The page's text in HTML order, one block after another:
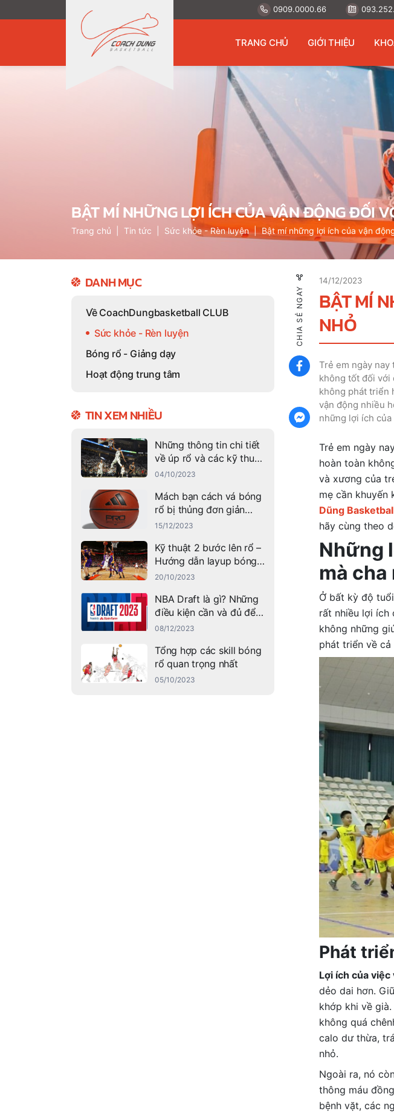
0909.0000.66
TRANG CHỦ GIỚI THIỆU
BẬT MÍ NHỮNG LỢI ÍCH CỦA VẬN ĐỘNG ĐỐI
Trang chủ Tin tức Sức khỏe - Rèn luyện Bật mí những lợi ích của vận
14/12/2023
BẬT MÍ
NHỎ
Trẻ em ngày
không tốt đối với
không phát triển
vận động nhiều
những lợi ích
Trẻ em ngày
hoàn toàn
và xương của
mẹ cần khuyến
Dũng
hãy cùng theo
Những
mà cha
Ở bất kỳ độ
rất nhiều lợi
không những
phát triển về
Phát
Lợi ích của
dẻo dai hơn.
khớp khi về
không quá
calo dư thừa,
nhỏ.
Ngoài ra, nó
thông máu
bệnh vặt, các
CHIA SẺ NGAY
DANH MỤC
Về CoachDungbasketball CLUB
Sức khỏe - Rèn luyện
Bóng rổ - Giảng dạy
Hoạt động trung tâm
TIN XEM NHIỀU
Những thông tin chi tiết
về úp rổ và các kỹ thuật
úp rổ thành công
04/10/2023
Mách bạn cách vá bóng
rổ bị thủng đơn giản
nhất
15/12/2023
Kỹ thuật 2 bước lên rổ –
Hướng dẫn layup bóng
rổ thành công
20/10/2023
NBA Draft là gì? Những
điều kiện cần và đủ để
tham gia NBA Draft ra
08/12/2023
Tổng hợp các skill bóng
rổ quan trọng nhất
05/10/2023